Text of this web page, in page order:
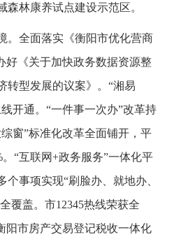
林康养试点建设示范区。
。全面落实《衡阳市优化营商
好《关于加快政务数据资源整
转型发展的议案》。“湘易
开通。“一件事一次办”改革持
窗”标准化改革全面铺开，平
“互联网+政务服务”一体化平
个事项实现“刷脸办、就地办、
覆盖。市12345热线荣获全
阳市房产交易登记税收一体化